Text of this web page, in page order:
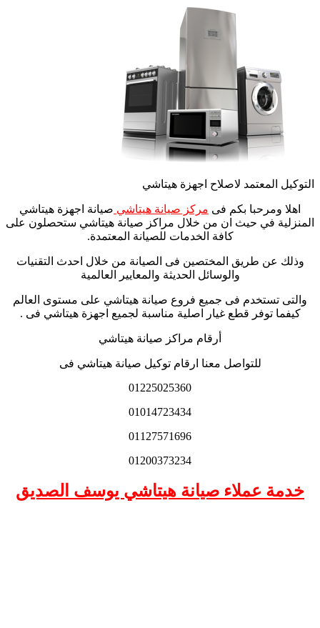
التوكيل المعتمد لاصلاح اجهزة هيتاشي
اهلا ومرحبا بكم فى مركز صيانة هيتاشي صيانة اجهزة هيتاشي
المنزلية في حيث ان من خلال مراكز صيانة هيتاشي ستحصلون على
كافة الخدمات للصيانة المعتمدة.
وذلك عن طريق المختصين فى الصيانة من خلال احدث التقنيات
والوسائل الحديثة والمعايير العالمية
والتى تستخدم فى جميع فروع صيانة هيتاشي على مستوى العالم
كيفما توفر قطع غيار اصلية مناسبة لجميع اجهزة هيتاشي فى .
أرقام مراكز صيانة هيتاشي
للتواصل معنا ارقام توكيل صيانة هيتاشي فى
01225025360
01014723434
01127571696
01200373234
خدمة عملاء صيانة هيتاشي يوسف الصديق